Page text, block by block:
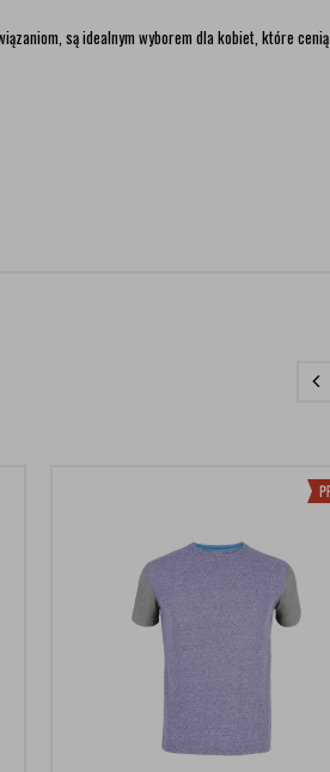
są idealnym wyborem dla kobiet, które cenią